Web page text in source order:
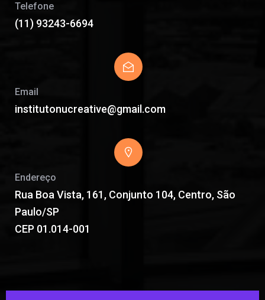
Telefone
(11) 93243-6694
Email
institutonucreative@gmail.com
Endereço
Rua Boa Vista, 161, Conjunto 104, Centro, São
Paulo/SP
CEP 01.014-001